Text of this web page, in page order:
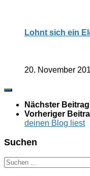
Lohnt sich ein
20. November
Nächster Beitrag
Vorheriger
deinen Blog liest
Suchen
Suchen
nach: